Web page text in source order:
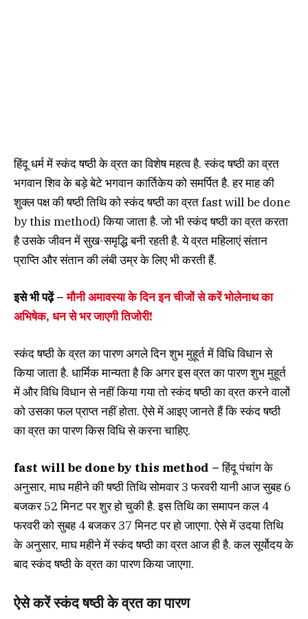
हिंदू धर्म में स्कंद षष्ठी के व्रत का विशेष महत्व है. स्कंद षष्ठी का व्रत
भगवान शिव के बड़े बेटे भगवान कार्तिकेय को समर्पित है. हर माह की
शुक्ल पक्ष की षष्ठी तिथि को स्कंद षष्ठी का व्रत fast will be done
by this method) किया जाता है. जो भी स्कंद षष्ठी का व्रत करता
है उसके जीवन में सुख-समृद्धि बनी रहती है. ये व्रत महिलाएं संतान
प्राप्ति और संतान की लंबी उम्र के लिए भी करती हैं.
इसे भी पढ़ें –मौनी अमावस्या के दिन इन चीजों से करें भोलेनाथ का
अभिषेक, धन से भर जाएगी तिजोरी!
स्कंद षष्ठी के व्रत का पारण अगले दिन शुभ मुहूर्त में विधि विधान से
किया जाता है. धार्मिक मान्यता है कि अगर इस व्रत का पारण शुभ मुहूर्त
में और विधि विधान से नहीं किया गया तो स्कंद षष्ठी का व्रत करने वालों
को उसका फल प्राप्त नहीं होता. ऐसे में आइए जानते हैं कि स्कंद षष्ठी
का व्रत का पारण किस विधि से करना चाहिए.
fast will be done by this method –हिंदू पंचांग के
अनुसार, माघ महीने की षष्ठी तिथि सोमवार 3 फरवरी यानी आज सुबह 6
बजकर 52 मिनट पर शुर हो चुकी है. इस तिथि का समापन कल 4
फरवरी को सुबह 4 बजकर 37 मिनट पर हो जाएगा. ऐसे में उदया तिथि
के अनुसार, माघ महीने में स्कंद षष्ठी का व्रत आज ही है. कल सूर्योदय के
बाद स्कंद षष्ठी के व्रत का पारण किया जाएगा.
ऐसे करें स्कंद षष्ठी के व्रत का पारण